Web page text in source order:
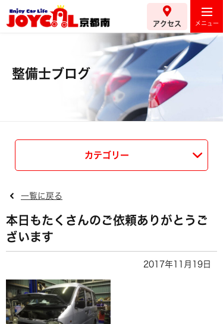
アクセス
整備士ブログ
カテゴリー
一覧に戻る
本日もたくさんのご依頼ありがとうご
ざいます
2017年11月19日